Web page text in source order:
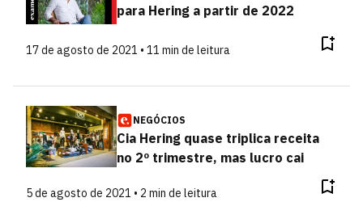
para Hering a partir de 2022
17 de agosto de 2021 • 11 min de leitura
NEGÓCIOS
Cia Hering quase triplica receita
no 2º trimestre, mas lucro cai
5 de agosto de 2021 • 2 min de leitura